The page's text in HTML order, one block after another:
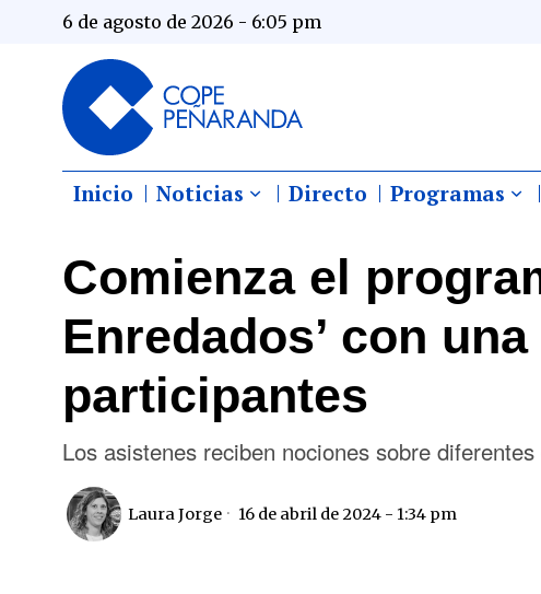
6 de agosto de 2026 - 6:05 pm
Inicio Noticias Directo Programas
Comienza el
Enredados’ con
participantes
Los asistenes reciben nociones sobre
Laura Jorge 16 de abril de 2024 - 1:34 pm